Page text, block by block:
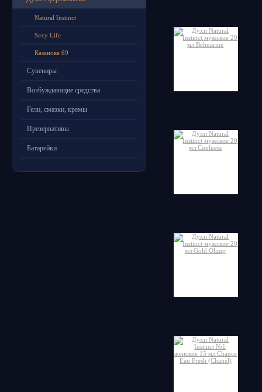
Natural Instinct
Sexy Life
Казанова 69
Сувениры
Возбуждающие средства
Гели, смазки, кремы
Презервативы
Батарейки